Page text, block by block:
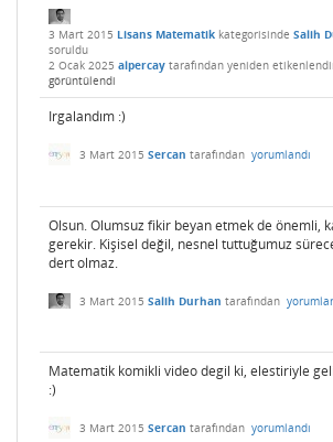
3 Mart 2015 Lisans Matematik kategorisinde Salih
soruldu
2 Ocak 2025 alpercay tarafından yeniden
görüntülendi
Irgalandım :)
3 Mart 2015 Sercan tarafından yorumlandı
Olsun. Olumsuz fikir beyan etmek de önemli,
gerekir. Kişisel değil, nesnel tuttuğumuz
dert olmaz.
3 Mart 2015 Salih Durhan tarafından
Matematik komikli video degil ki, elestiriyle
:)
3 Mart 2015 Sercan tarafından yorumlandı